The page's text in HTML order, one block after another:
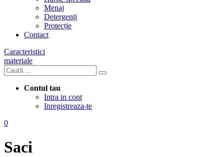
Menaj
Detergenți
Protecție
Contact
Caracteristici
materiale
Contul tau
Intra in cont
Inregistreaza-te
0
Saci